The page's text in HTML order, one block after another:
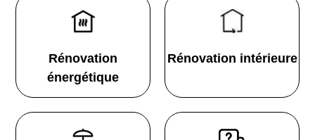
Rénovation
énergétique
Rénovation intérieure